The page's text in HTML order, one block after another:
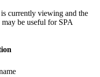
currently viewing and the
be useful for SPA